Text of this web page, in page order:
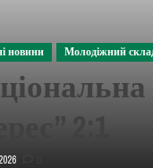
новини Молодіжний
2:1